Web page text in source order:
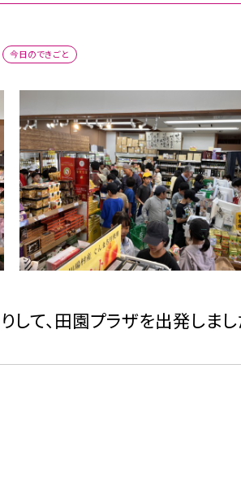
今日のできごと
て、田園プラザを出発しま